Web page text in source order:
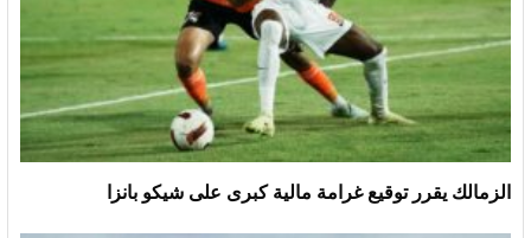
الزمالك يقرر توقيع غرامة مالية كبرى على شيكو بانزا